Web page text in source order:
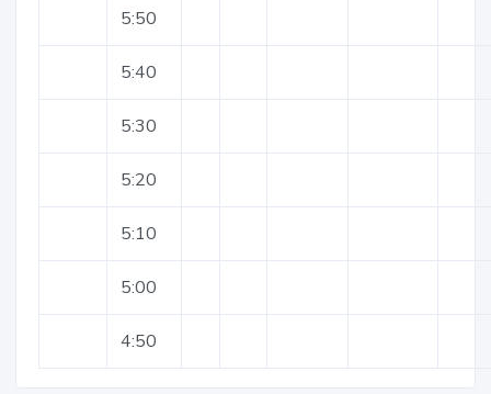
5:50
5:40
5:30
5:20
5:10
5:00
4:50